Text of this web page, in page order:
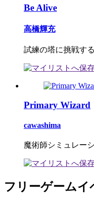
Be Alive
高橋輝充
試練の塔に挑戦す
Primary Wizard
cawashima
魔術師シミュレー
フリーゲームイ